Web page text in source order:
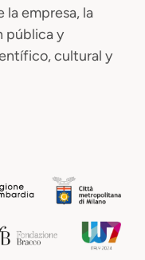
empresa, la
pública y
cultural y